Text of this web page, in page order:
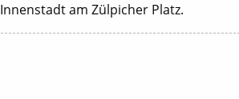
am Zülpicher Platz.